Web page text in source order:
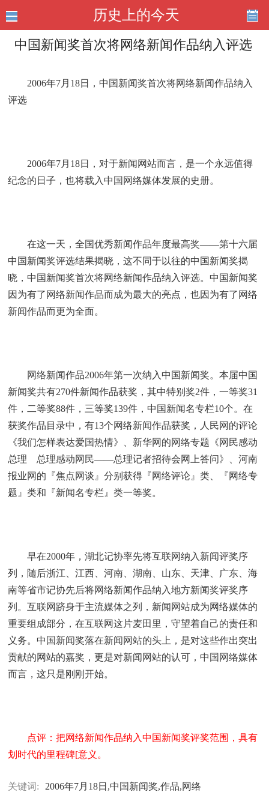
历史上的今天
中国新闻奖首次将网络新闻作品纳入评选
2006年7月18日，中国新闻奖首次将网络新闻作品纳入
评选
2006年7月18日，对于新闻网站而言，是一个永远值得
纪念的日子，也将载入中国网络媒体发展的史册。
在这一天，全国优秀新闻作品年度最高奖——第十六届
中国新闻奖评选结果揭晓，这不同于以往的中国新闻奖揭
晓，中国新闻奖首次将网络新闻作品纳入评选。中国新闻奖
因为有了网络新闻作品而成为最大的亮点，也因为有了网络
新闻作品而更为全面。
网络新闻作品2006年第一次纳入中国新闻奖。本届中国
新闻奖共有270件新闻作品获奖，其中特别奖2件，一等奖31
件，二等奖88件，三等奖139件，中国新闻名专栏10个。在
获奖作品目录中，有13个网络新闻作品获奖，人民网的评论
《我们怎样表达爱国热情》、新华网的网络专题《网民感动
总理 总理感动网民——总理记者招待会网上答问》、河南
报业网的『焦点网谈』分别获得『网络评论』类、『网络专
题』类和『新闻名专栏』类一等奖。
早在2000年，湖北记协率先将互联网纳入新闻评奖序
列，随后浙江、江西、河南、湖南、山东、天津、广东、海
南等省市记协先后将网络新闻作品纳入地方新闻奖评奖序
列。互联网跻身于主流媒体之列，新闻网站成为网络媒体的
重要组成部分，在互联网这片麦田里，守望着自己的责任和
义务。中国新闻奖落在新闻网站的头上，是对这些作出突出
贡献的网站的嘉奖，更是对新闻网站的认可，中国网络媒体
而言，这只是刚刚开始。
点评：把网络新闻作品纳入中国新闻奖评奖范围，具有
划时代的里程碑[意义。
关键词: 2006年7月18日,中国新闻奖,作品,网络